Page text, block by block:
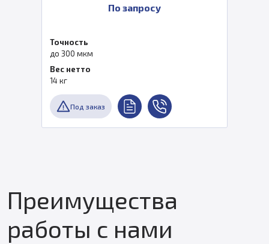
По запросу
Точность
до 300 мкм
Вес нетто
14 кг
Под заказ
Преимущества
работы с нами